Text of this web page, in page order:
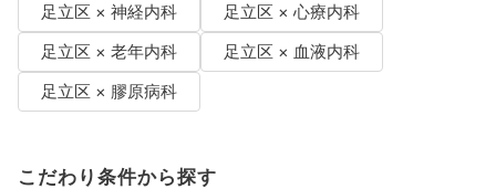
足立区 × 神経内科
足立区 × 心療内科
足立区 × 老年内科
足立区 × 血液内科
足立区 × 膠原病科
こだわり条件から探す